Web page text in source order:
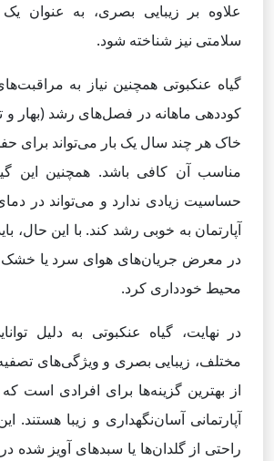
علاوه بر زیبایی بصری، به عنوان
سلامتی نیز شناخته شود.
گیاه عنکبوتی همچنین نیاز به
کوددهی ماهانه در فصل‌های رشد (بهار و
خاک هر چند سال یک بار می‌تواند برای
مناسب آن کافی باشد. همچنین این
حساسیت زیادی ندارد و می‌تواند در
آپارتمان به خوبی رشد کند. با این حال،
در معرض جریان‌های هوای سرد یا
محیط خودداری کرد.
در نهایت، گیاه عنکبوتی به دلیل
مختلف، زیبایی بصری و ویژگی‌های
از بهترین گزینه‌ها برای افرادی است که
آپارتمانی آسان‌نگهداری و زیبا هستند.
راحتی از گلدان‌ها یا سبدهای آویز شده